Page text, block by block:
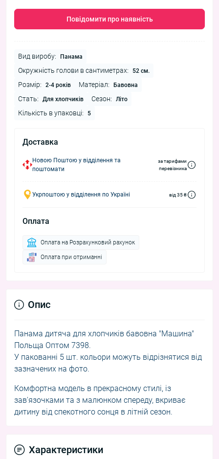
Повідомити про наявність
Вид виробу: Панама
Окружність голови в сантиметрах: 52 см.
Розмір: 2-4 років Матеріал: Бавовна
Стать: Для хлопчиків Сезон: Літо
Кількість в упаковці: 5
Доставка
Новою Поштою у відділення та
поштомати
за тарифами
перевізника
Укрпоштою у відділення по Україні від 35 ₴
Оплата
Оплата на Розрахунковий рахунок
Оплата при отриманні
Опис
Панама дитяча для хлопчиків бавовна "Машина"
Польща Оптом 7398.
У пакованні 5 шт. кольори можуть відрізнятися від
зазначених на фото.
Комфортна модель в прекрасному стилі, із
зав'язочками та з малюнком спереду, вкриває
дитину від спекотного сонця в літній сезон.
Характеристики